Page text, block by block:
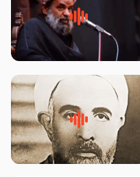
روضه جانسوز پاره های جگر امام
حسن مجتبی علیه السلام-حجت
روضه‌ی مجلس یزید ملعون و
اسارت اهل‌بیت علیهم‌السلام –